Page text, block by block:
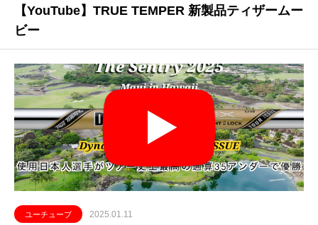
【YouTube】TRUE TEMPER 新製品ティザームー
ビー
ユーチューブ 2025.01.11